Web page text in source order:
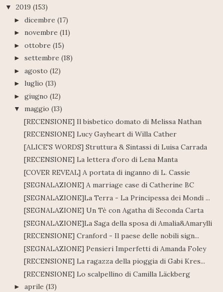
▼ 2019 (153)
► dicembre (17)
► novembre (11)
► ottobre (15)
► settembre (18)
► agosto (12)
► luglio (13)
► giugno (12)
▼ maggio (13)
[RECENSIONE] Il bisbetico domato di Melissa Nathan
[RECENSIONE] Lucy Gayheart di Willa Cather
[ALICE'S WORDS] Struttura & Sintassi di Luisa Carrada
[RECENSIONE] La lettera d'oro di Lena Manta
[COVER REVEAL] A portata di inganno di L. Cassie
[SEGNALAZIONE] A marriage case di Catherine BC
[SEGNALAZIONE]La Terra - La Principessa dei Mondi ...
[SEGNALAZIONE] Un Tè con Agatha di Seconda Carta
[SEGNALAZIONE]La Saga della sposa di Amalia&Amarylli
[RECENSIONE] Cranford - Il paese delle nobili sign...
[SEGNALAZIONE] Pensieri Imperfetti di Amanda Foley
[RECENSIONE] La ragazza della pioggia di Gabi Kres...
[RECENSIONE] Lo scalpellino di Camilla Läckberg
► aprile (13)